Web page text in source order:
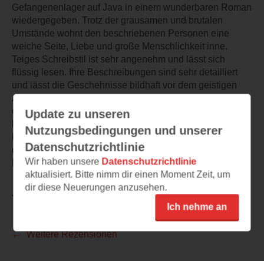
Gefangenenlager auf Java in einem wunderbaren Roman
wiedergegeben. Trotz der grausamen und brutalen
Umstände wohnt den beschriebenen Personen eine
weiche Seite, Liebe und große Menschlichkeit inne.
Teiges Schreibstil ist sehr angenehm und lässt sich
flüssig lesen. Ihre Beschreibungen sind sehr detailliert
und lässt die Geschehnisse bildhaft vor dem geistigen
Auge mühelos erscheinen, so kann man sich in die
dortigen Verhältnisse hineindenken, mit den Figuren
leben und leiden. Ich konnte das Buch nicht aus den
Händen legen und habe mehrfach mit Tränen gerungen,
da mir die Geschichte so nah ging. Meine absolute
Leseempfehlung.
TEILEN
Weitere Rezensionen
Update zu unseren
Nutzungsbedingungen und unserer
Datenschutzrichtlinie
Wir haben unsere Datenschutzrichtlinie
aktualisiert. Bitte nimm dir einen Moment Zeit, um
dir diese Neuerungen anzusehen.
Ich nehme an